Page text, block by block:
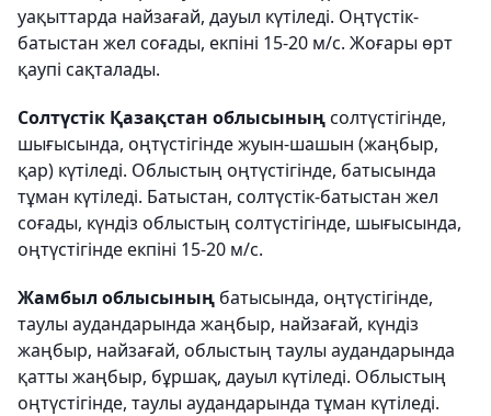
уақыттарда найзағай, дауыл күтіледі. Оңтүстік-
батыстан жел соғады, екпіні 15-20 м/с. Жоғары өрт
қаупі сақталады.
Солтүстік Қазақстан облысыныңсолтүстігінде,
шығысында, оңтүстігінде жуын-шашын (жаңбыр,
қар) күтіледі. Облыстың оңтүстігінде, батысында
тұман күтіледі. Батыстан, солтүстік-батыстан жел
соғады, күндіз облыстың солтүстігінде, шығысында,
оңтүстігінде екпіні 15-20 м/с.
Жамбыл облысының батысында, оңтүстігінде,
таулы аудандарында жаңбыр, найзағай, күндіз
жаңбыр, найзағай, облыстың таулы аудандарында
қатты жаңбыр, бұршақ, дауыл күтіледі. Облыстың
оңтүстігінде, таулы аудандарында тұман күтіледі.